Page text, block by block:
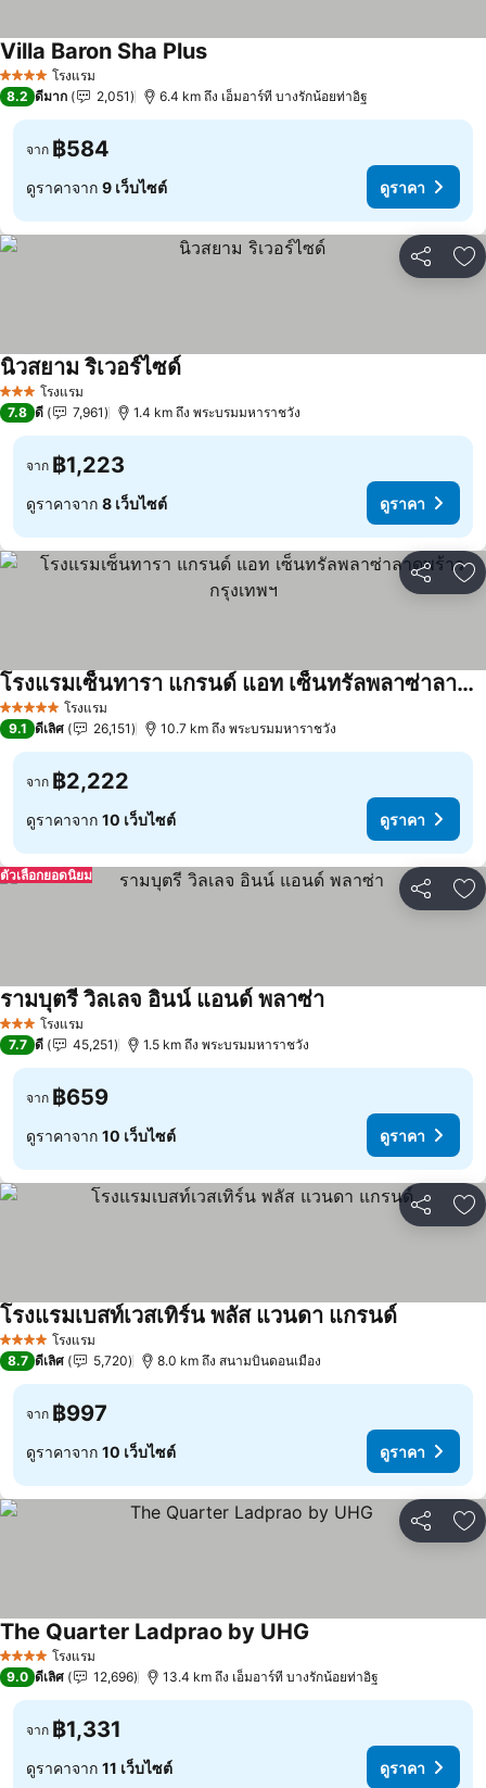
4 ดาว โรงแรม
Villa Baron Sha Plusดูราคา
8.2 ดีมาก 2,051 6.4 km ถึง เอ็มอาร์ที บางรักน้อยท่าอิฐ
จาก ฿584
ดูราคาจาก 9 เว็บไซต์ ดูราคา
แชร์ เ
3 ดาว โรงแรม
นิวสยาม ริเวอร์ไซด์ดูราคา
7.8 ดี 7,961 1.4 km ถึง พระบรมมหาราชวัง
จาก ฿1,223
ดูราคาจาก 8 เว็บไซต์ ดูราคา
แชร์ เ
5 ดาว โรงแรม
โรงแรมเซ็นทารา แกรนด์ แอท เซ็นทรัลพลาซ่าลาดพร้าว กรุงเทพฯ
ดูราคา
9.1 ดีเลิศ 26,151 10.7 km ถึง พระบรมมหาราชวัง
จาก ฿2,222
ดูราคาจาก 10 เว็บไซต์ ดูราคา
แชร์ เ
ตัวเลือกยอดนิยม
3 ดาว โรงแรม
รามบุตรี วิลเลจ อินน์ แอนด์ พลาซ่าดูราคา
7.7 ดี 45,251 1.5 km ถึง พระบรมมหาราชวัง
จาก ฿659
ดูราคาจาก 10 เว็บไซต์ ดูราคา
แชร์ เ
4 ดาว โรงแรม
โรงแรมเบสท์เวสเทิร์น พลัส แวนดา แกรนด์ดูราคา
8.7 ดีเลิศ 5,720 8.0 km ถึง สนามบินดอนเมือง
จาก ฿997
ดูราคาจาก 10 เว็บไซต์ ดูราคา
แชร์ เ
4 ดาว โรงแรม
The Quarter Ladprao by UHG
9.0 ดีเลิศ 12,696 13.4 km ถึง เอ็มอาร์ที บางรักน้อยท่าอิฐ
จาก ฿1,331
ดูราคาจาก 11 เว็บไซต์ ดูราคา